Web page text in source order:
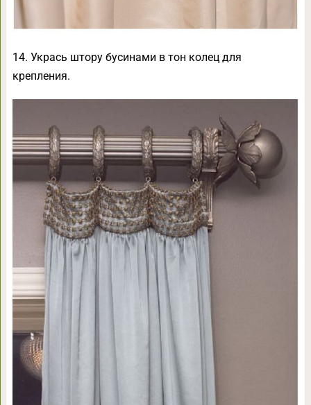
14. Укрась штору бусинами в тон колец для
крепления.